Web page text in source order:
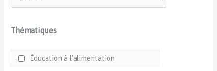
Thématiques
Éducation à l’alimentation